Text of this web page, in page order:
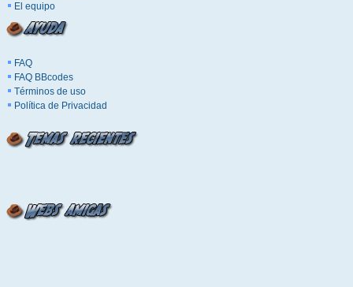
El equipo
FAQ
FAQ BBcodes
Términos de uso
Política de Privacidad